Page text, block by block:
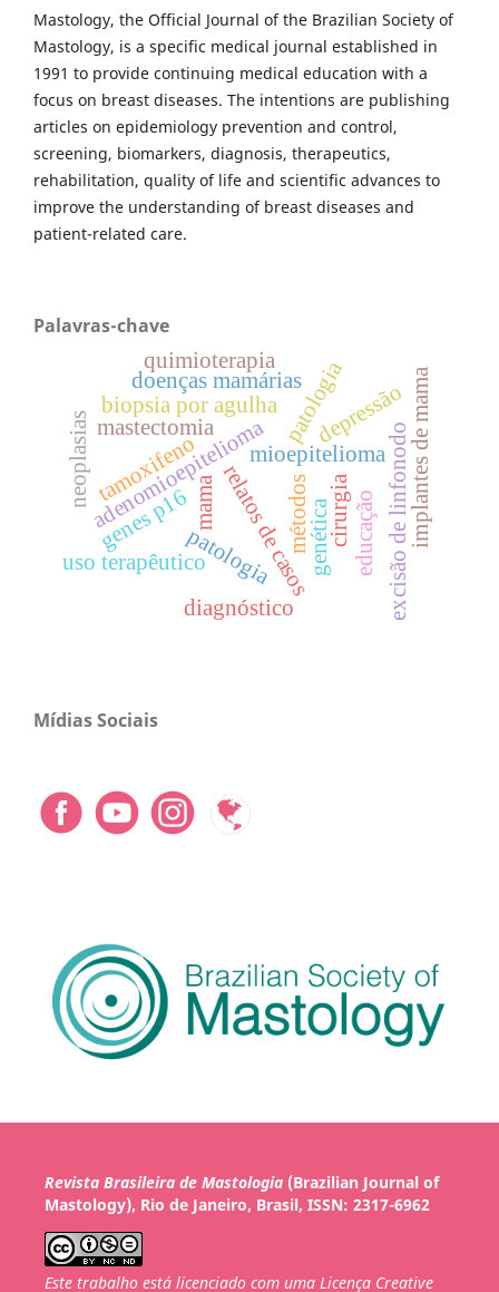
Mastology, the Official Journal of the Brazilian Society of
Mastology, is a specific medical journal established in
1991 to provide continuing medical education with a
focus on breast diseases. The intentions are publishing
articles on epidemiology prevention and control,
screening, biomarkers, diagnosis, therapeutics,
rehabilitation, quality of life and scientific advances to
improve the understanding of breast diseases and
patient-related care.
Palavras-chave
adenomioepiteliomamioepitelioma
relatos de casos
patologia
métodos
patologia
biopsia por agulha
doenças mamárias
excisão de linfonodo
mastectomia
mama
tamoxifeno
uso terapêutico
quimioterapia
diagnóstico
genes p16 genética implantes de mama
cirurgiaeducação
neoplasias depressão
Mídias Sociais
Revista Brasileira de Mastologia(Brazilian Journal of
Mastology), Rio de Janeiro, Brasil, ISSN: 2317-6962
Este trabalho está licenciado com uma Licença Creative